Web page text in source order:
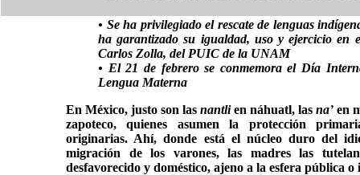
• Se ha privilegiado el rescate de lenguas
ha garantizado su igualdad, uso y ejercicio en
Carlos Zolla, del PUIC de la UNAM
• El 21 de febrero se conmemora el Día
Lengua Materna
En México, justo son las nantlien náhuatl, las na’ en
zapoteco, quienes asumen la protección
originarias. Ahí, donde está el núcleo duro del
migración de los varones, las madres las
desfavorecido y doméstico, ajeno a la esfera pública